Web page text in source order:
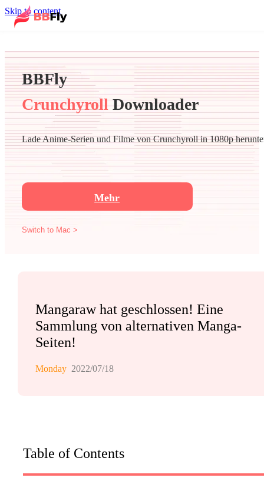
Skip to content
BBFly
CrunchyrollDownloader
Lade Anime-Serien und Filme von Crunchyroll in 1080p
Mehr
Switch to Mac >
Mangaraw hat geschlossen! Eine
Sammlung von alternativen Manga-
Seiten!
Monday 2022/07/18
Table of Contents